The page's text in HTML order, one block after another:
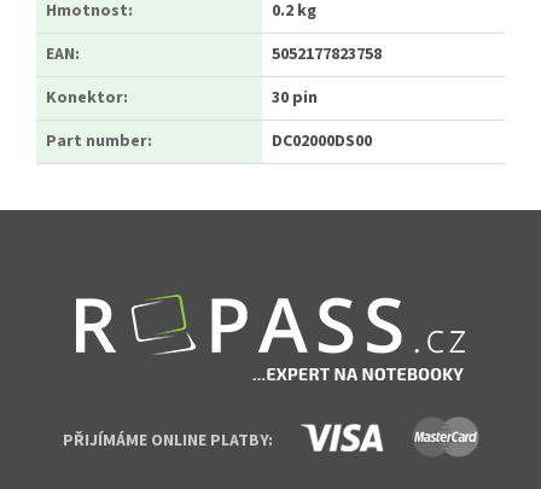
Hmotnost:
0.2 kg
EAN:
5052177823758
Konektor:
30 pin
Part number: DC02000DS00
PŘIJÍMÁME ONLINE PLATBY: